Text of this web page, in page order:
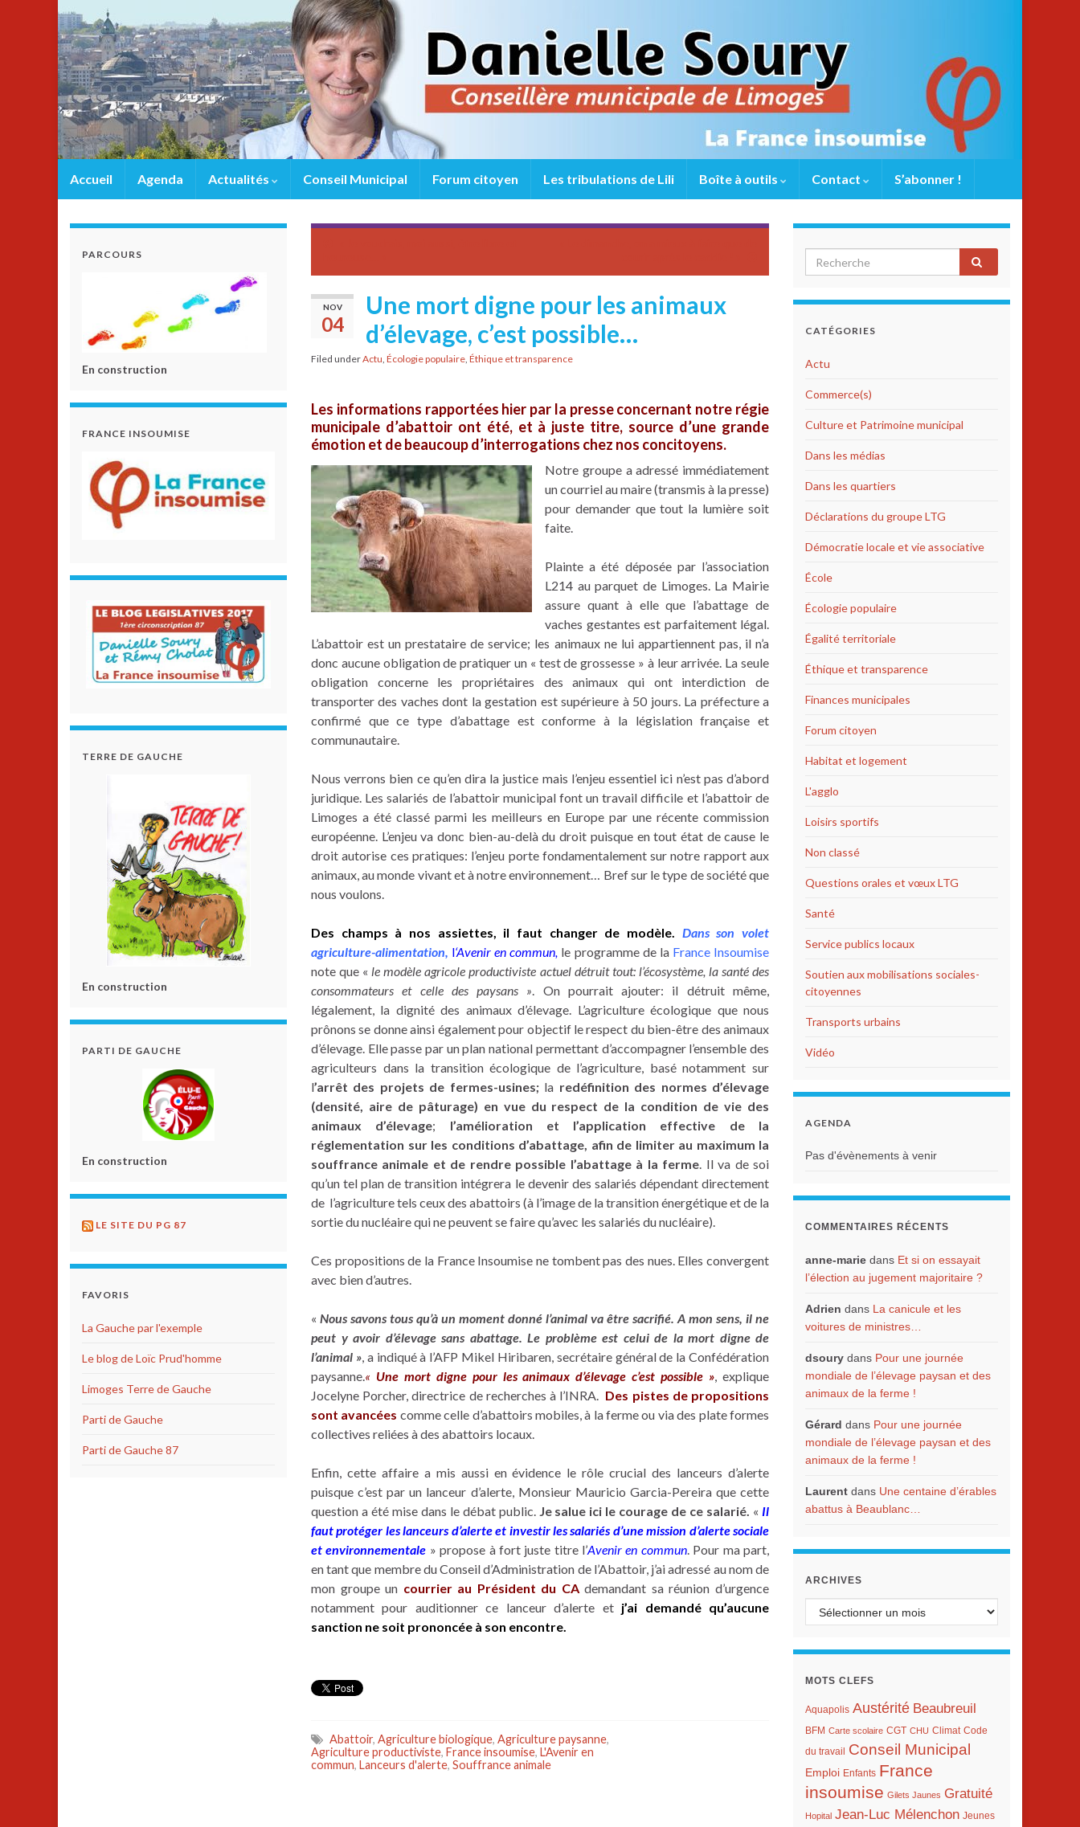
Accueil Agenda Actualités Conseil Municipal Forum citoyen Les tribulations de Lili Boîte à outils Contact S’abonner !
NOV
04
Une mort digne pour les animaux
d’élevage, c’est possible…
Filed underActu, Écologie populaire, Éthique et transparence
Les informations rapportées hier par la presse concernant notre régie
municipale d’abattoir ont été, et à juste titre, source d’une grande
émotion et de beaucoup d’interrogations chez nos concitoyens.
Notre groupe a adressé immédiatement
un courriel au maire (transmis à la presse)
pour demander que tout la lumière soit
faite.
Plainte a été déposée par l’association
L214 au parquet de Limoges. La Mairie
assure quant à elle que l’abattage de
vaches gestantes est parfaitement légal.
L’abattoir est un prestataire de service; les animaux ne lui appartiennent pas, il n’a
donc aucune obligation de pratiquer un « test de grossesse » à leur arrivée. La seule
obligation concerne les propriétaires des animaux qui ont interdiction de
transporter des vaches dont la gestation est supérieure à 50 jours. La préfecture a
confirmé que ce type d’abattage est conforme à la législation française et
communautaire.
Nous verrons bien ce qu’en dira la justice mais l’enjeu essentiel ici n’est pas d’abord
juridique. Les salariés de l’abattoir municipal font un travail difficile et l’abattoir de
Limoges a été classé parmi les meilleurs en Europe par une récente commission
européenne. L’enjeu va donc bien-au-delà du droit puisque en tout état de cause le
droit autorise ces pratiques: l’enjeu porte fondamentalement sur notre rapport aux
animaux, au monde vivant et à notre environnement… Bref sur le type de société que
nous voulons.
Des champs à nos assiettes, il faut changer de modèle. Dans son volet
agriculture-alimentation, l‘Avenir en commun, le programme de la France Insoumise
note que « le modèle agricole productiviste actuel détruit tout: l’écosystème, la santé des
consommateurs et celle des paysans ». On pourrait ajouter: il détruit même,
légalement, la dignité des animaux d’élevage. L’agriculture écologique que nous
prônons se donne ainsi également pour objectif le respect du bien-être des animaux
d’élevage. Elle passe par un plan national permettant d’accompagner l’ensemble des
agriculteurs dans la transition écologique de l’agriculture, basé notamment sur
l’arrêt des projets de fermes-usines;la redéfinition des normes d’élevage
(densité, aire de pâturage) en vue du respect de la condition de vie des
animaux d’élevage; l’amélioration et l’application effective de la
réglementation sur les conditions d’abattage, afin de limiter au maximum la
souffrance animale et de rendre possible l’abattage à la ferme. Il va de soi
qu’un tel plan de transition intégrera le devenir des salariés dépendant directement
de l’agriculture tels ceux des abattoirs (à l’image de la transition énergétique et de la
sortie du nucléaire qui ne peuvent se faire qu’avec les salariés du nucléaire).
Ces propositions de la France Insoumise ne tombent pas des nues. Elles convergent
avec bien d’autres.
« Nous savons tous qu’à un moment donné l’animal va être sacrifié. A mon sens, il ne
peut y avoir d’élevage sans abattage. Le problème est celui de la mort digne de
l’animal », a indiqué à l’AFP Mikel Hiribaren, secrétaire général de la Confédération
paysanne.« Une mort digne pour les animaux d’élevage c’est possible », explique
Jocelyne Porcher, directrice de recherches à l’INRA. Des pistes de propositions
sont avancées comme celle d’abattoirs mobiles, à la ferme ou via des plate formes
collectives reliées à des abattoirs locaux.
Enfin, cette affaire a mis aussi en évidence le rôle crucial des lanceurs d’alerte
puisque c’est par un lanceur d’alerte, Monsieur Mauricio Garcia-Pereira que cette
question a été mise dans le débat public. Je salue ici le courage de ce salarié. « Il
faut protéger les lanceurs d’alerte et investir les salariés d’une mission d’alerte sociale
et environnementale » propose à fort juste titre l’Avenir en commun. Pour ma part,
en tant que membre du Conseil d’Administration de l’Abattoir, j’ai adressé au nom de
mon groupe un courrier au Président du CAdemandant sa réunion d’urgence
notamment pour auditionner ce lanceur d’alerte et j’ai demandé qu’aucune
sanction ne soit prononcée à son encontre.
Abattoir, Agriculture biologique, Agriculture paysanne,
Agriculture productiviste, France insoumise, L'Avenir en
commun, Lanceurs d'alerte, Souffrance animale
PARCOURS
En construction
FRANCE INSOUMISE
TERRE DE GAUCHE
En construction
PARTI DE GAUCHE
En construction
LE SITE DU PG 87
FAVORIS
La Gauche par l'exemple
Le blog de Loïc Prud'homme
Limoges Terre de Gauche
Parti de Gauche
Parti de Gauche 87
CATÉGORIES
Actu
Commerce(s)
Culture et Patrimoine municipal
Dans les médias
Dans les quartiers
Déclarations du groupe LTG
Démocratie locale et vie associative
École
Écologie populaire
Égalité territoriale
Éthique et transparence
Finances municipales
Forum citoyen
Habitat et logement
L'agglo
Loisirs sportifs
Non classé
Questions orales et vœux LTG
Santé
Service publics locaux
Soutien aux mobilisations sociales-
citoyennes
Transports urbains
Vidéo
AGENDA
Pas d'évènements à venir
COMMENTAIRES RÉCENTS
anne-marie dans Et si on essayait
l’élection au jugement majoritaire ?
Adrien dans La canicule et les
voitures de ministres…
dsoury dans Pour une journée
mondiale de l’élevage paysan et des
animaux de la ferme !
Gérard dans Pour une journée
mondiale de l’élevage paysan et des
animaux de la ferme !
Laurent dans Une centaine d’érables
abattus à Beaublanc…
ARCHIVES
Archives
MOTS CLEFS
Aquapolis Austérité Beaubreuil
BFM Carte scolaire CGT CHU Climat Code
du travail Conseil Municipal
Emploi Enfants France
insoumise Gilets Jaunes Gratuité
Hopital Jean-Luc Mélenchon Jeunes